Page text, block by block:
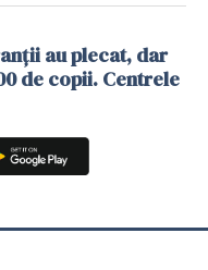
au plecat, dar
de copii. Centrele